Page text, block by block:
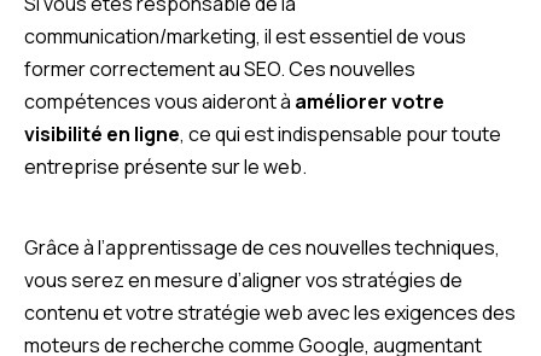
communication/marketing, il est essentiel de vous
former correctement au SEO. Ces nouvelles
compétences vous aideront à améliorer votre
visibilité en ligne, ce qui est indispensable pour toute
entreprise présente sur le web.
Grâce à l’apprentissage de ces nouvelles techniques,
vous serez en mesure d’aligner vos stratégies de
contenu et votre stratégie web avec les exigences des
moteurs de recherche comme Google, augmentant